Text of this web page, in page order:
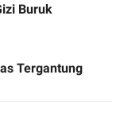
Buruk
Tergantung